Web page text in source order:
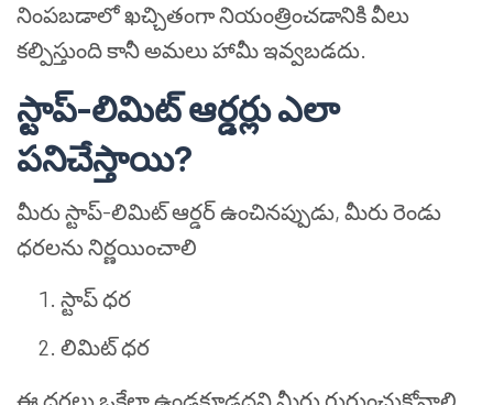
నింపబడాలో ఖచ్చితంగా నియంత్రించడానికి వీలు
కల్పిస్తుంది కానీ అమలు హామీ ఇవ్వబడదు.
స్టాప్-లిమిట్ ఆర్డర్లు ఎలా
పనిచేస్తాయి?
మీరు స్టాప్-లిమిట్ ఆర్డర్ ఉంచినప్పుడు, మీరు రెండు
ధరలను నిర్ణయించాలి
స్టాప్ ధర
లిమిట్ ధర
ఈ ధరలు ఒకేలా ఉండకూడదని మీరు గుర్తుంచుకోవాలి.